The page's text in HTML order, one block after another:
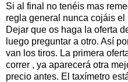
Si al final no tenéis mas
regla general nunca cojáis
Dejar que os haga la oferta
luego preguntar a otro. Así
van los tiros. La primera
correr , ya aparecerá otra
precio antes. El taxímetro